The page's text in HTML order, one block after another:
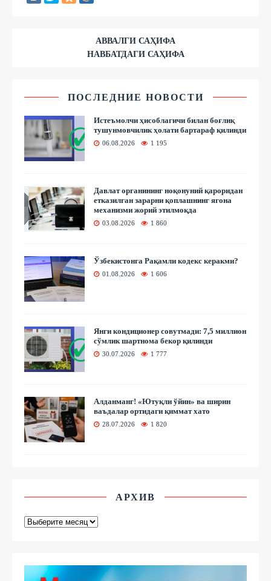
АВВАЛГИ САҲИФА
НАВБАТДАГИ САҲИФА
ПОСЛЕДНИЕ НОВОСТИ
Истеъмолчи ҳисоблагичи билан боғлиқ
тушунмовчилик ҳолати бартараф қилинди
06.08.2026 1 195
Давлат органининг ноқонуний қароридан
етказилган зарарни қоплашнинг ягона
механизми жорий этилмоқда
03.08.2026 1 860
Ўзбекистонга Рақамли кодекс керакми?
01.08.2026 1 606
Янги кондиционер совутмади: 7,5 миллион
сўмлик шартнома бекор қилинди
30.07.2026 1 777
Алданманг! «Ютуқли ўйин» ва ширин
ваъдалар ортидаги қиммат хато
28.07.2026 1 820
АРХИВ